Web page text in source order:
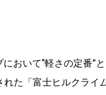
おいて“軽さの定番”
た「富士ヒルクライ